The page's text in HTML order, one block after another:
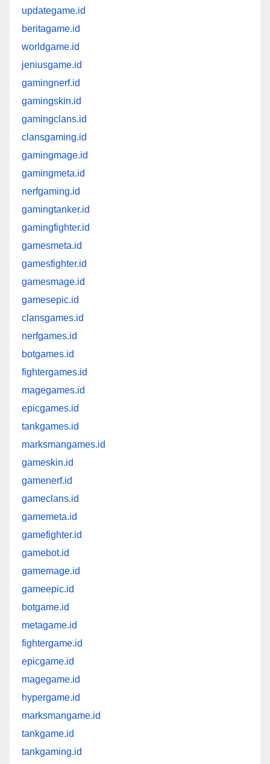
updategame.id
beritagame.id
worldgame.id
jeniusgame.id
gamingnerf.id
gamingskin.id
gamingclans.id
clansgaming.id
gamingmage.id
gamingmeta.id
nerfgaming.id
gamingtanker.id
gamingfighter.id
gamesmeta.id
gamesfighter.id
gamesmage.id
gamesepic.id
clansgames.id
nerfgames.id
botgames.id
fightergames.id
magegames.id
epicgames.id
tankgames.id
marksmangames.id
gameskin.id
gamenerf.id
gameclans.id
gamemeta.id
gamefighter.id
gamebot.id
gamemage.id
gameepic.id
botgame.id
metagame.id
fightergame.id
epicgame.id
magegame.id
hypergame.id
marksmangame.id
tankgame.id
tankgaming.id